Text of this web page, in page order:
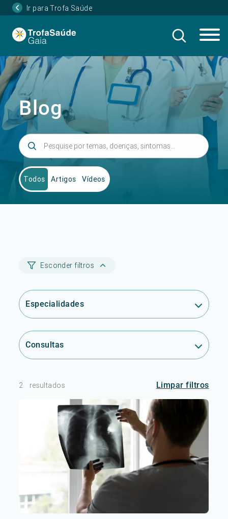
Ir para Trofa Saúde
Blog
Todos Artigos Vídeos
Esconder filtros
Especialidades
Consultas
2 resultados Limpar filtros